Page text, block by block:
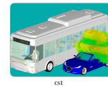
cst